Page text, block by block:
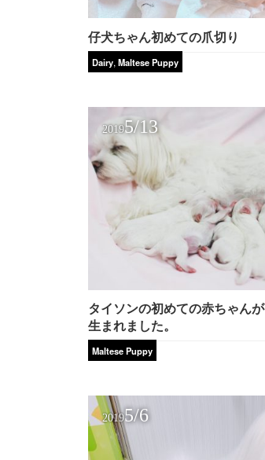
仔犬ちゃん初めての爪切り
Dairy, Maltese Puppy
20195/13
タイソンの初めての赤ちゃんが
生まれました。
Maltese Puppy
20195/6